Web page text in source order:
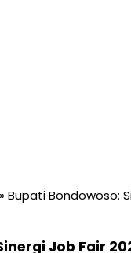
»Bupati Bondowoso:
Job Fair